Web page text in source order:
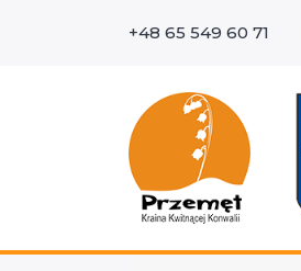
+48 65 549 60 71